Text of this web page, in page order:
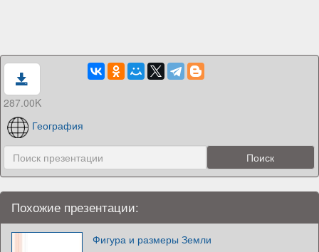
287.00K
География
Похожие презентации:
Фигура и размеры Земли